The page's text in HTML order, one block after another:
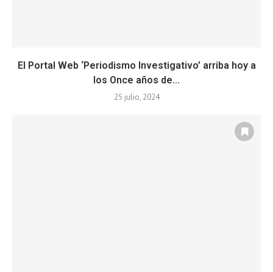
El Portal Web ‘Periodismo Investigativo’ arriba hoy a
los Once años de...
25 julio, 2024